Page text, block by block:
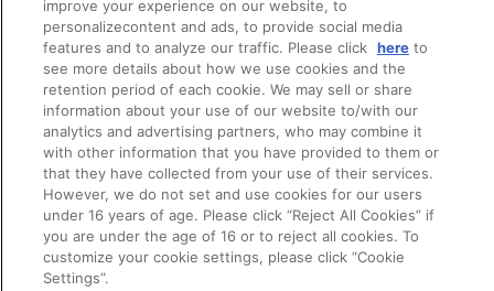
また、メールを受信できなかった場合は、ご注文日翌日午前9
時以降に、以下の手順でもご確認いただけます。
（１）A-on STOREにアクセスし、ログインします。
（２）「マイページ」の「ご注文履歴」を開きます。
（３）対象のご注文番号をクリック。
（４）「配送情報」内「決済方法」の「お支払い手続きはこ
ちら」から確認します。
※期日までに購入・決済手続きが行われなかった場合は、キャン
セル扱いとして手続きを致します。
いかなる理由でも、決済期間の延長は対応出来かねます。
※お客様都合による決済後のキャンセルは出来かねます。
※以下のご注文は、キャンセルさせていただく場合がございま
す。
（１）転売、再販売または営利目的の恐れがある注文と判断
Do Not Sell or Share My Personal Information
ログイン 会員規約 新規会員登録
その他のご案内
バンダイナムコフィルムワークス
© Bandai Namco Filmworks Inc. All Rights Reserved.
improve your experience on our website, to
personalizecontent and ads, to provide social media
features and to analyze our traffic. Please click hereto
see more details about how we use cookies and the
retention period of each cookie. We may sell or share
information about your use of our website to/with our
analytics and advertising partners, who may combine it
with other information that you have provided to them or
that they have collected from your use of their services.
However, we do not set and use cookies for our users
under 16 years of age. Please click “Reject All Cookies” if
you are under the age of 16 or to reject all cookies. To
customize your cookie settings, please click “Cookie
Settings”.